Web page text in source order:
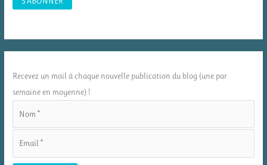
Recevez un mail à chaque nouvelle publication du blog (une par
semaine en moyenne) !